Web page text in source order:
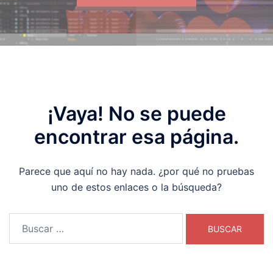
¡Vaya! No se puede
encontrar esa página.
Parece que aquí no hay nada. ¿por qué no pruebas
uno de estos enlaces o la búsqueda?